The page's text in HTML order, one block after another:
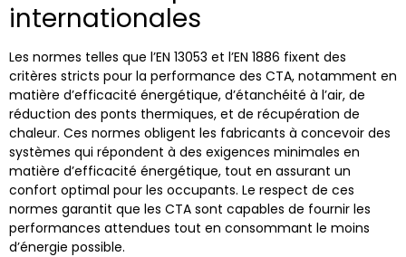
internationales
Les normes telles que l’EN 13053 et l’EN 1886 fixent des
critères stricts pour la performance des CTA, notamment en
matière d’efficacité énergétique, d’étanchéité à l’air, de
réduction des ponts thermiques, et de récupération de
chaleur. Ces normes obligent les fabricants à concevoir des
systèmes qui répondent à des exigences minimales en
matière d’efficacité énergétique, tout en assurant un
confort optimal pour les occupants. Le respect de ces
normes garantit que les CTA sont capables de fournir les
performances attendues tout en consommant le moins
d’énergie possible.